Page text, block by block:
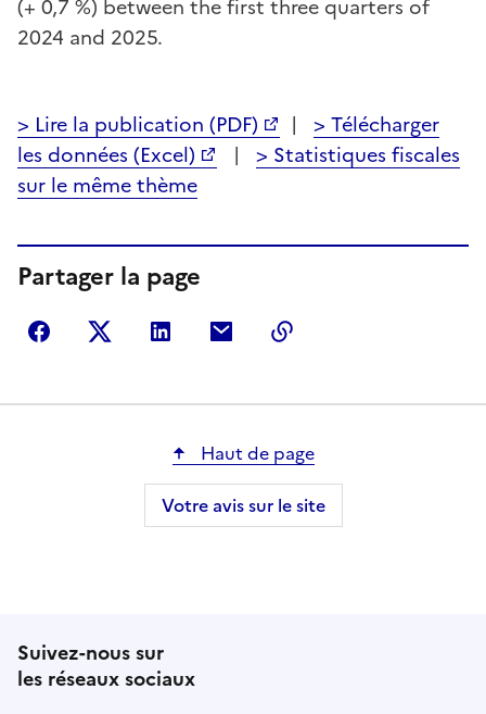
(+ 0,7 %) between the first three quarters of
2024 and 2025.
> Lire la publication (PDF) | > Télécharger
les données (Excel)
| > Statistiques fiscales
sur le même thème
Partager la page
Partager sur Facebook
Partager sur Twitter
Partager sur LinkedIn
Partager par courriel
Haut de page
Votre avis sur le site
Suivez-nous sur
les réseaux sociaux